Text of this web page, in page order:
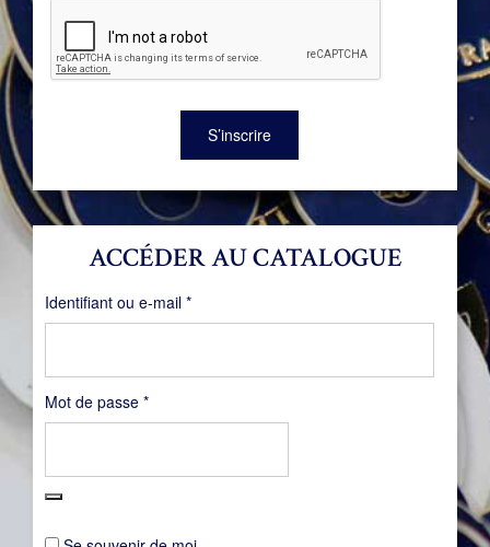
ACCÉDER AU CATALOGUE
Identifiant ou e-mail *Obligatoire
Mot de passe *Obligatoire
S’inscrire